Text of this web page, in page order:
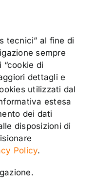
tecnici” al fine di
sempre
“cookie di
dettagli e
utilizzati dal
estesa
dei dati
disposizioni di
Policy.